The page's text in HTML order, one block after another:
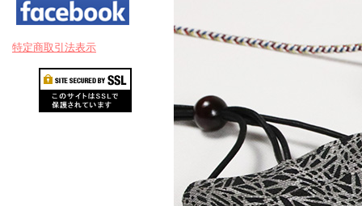
特定商取引法表示